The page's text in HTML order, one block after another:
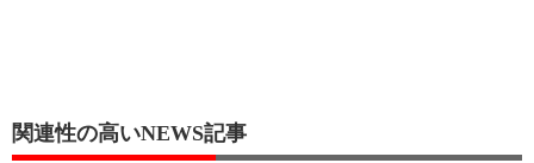
関連性の高いNEWS記事